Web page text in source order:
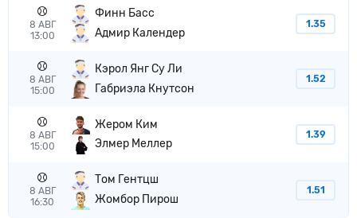
8 АВГ
13:00
Финн Басс
Адмир Календер
1.35
8 АВГ
15:00
Кэрол Янг Су Ли
Габриэла Кнутсон
1.52
8 АВГ
15:00
Жером Ким
Элмер Меллер
1.39
8 АВГ
16:30
Том Гентцш
Жомбор Пирош
1.51